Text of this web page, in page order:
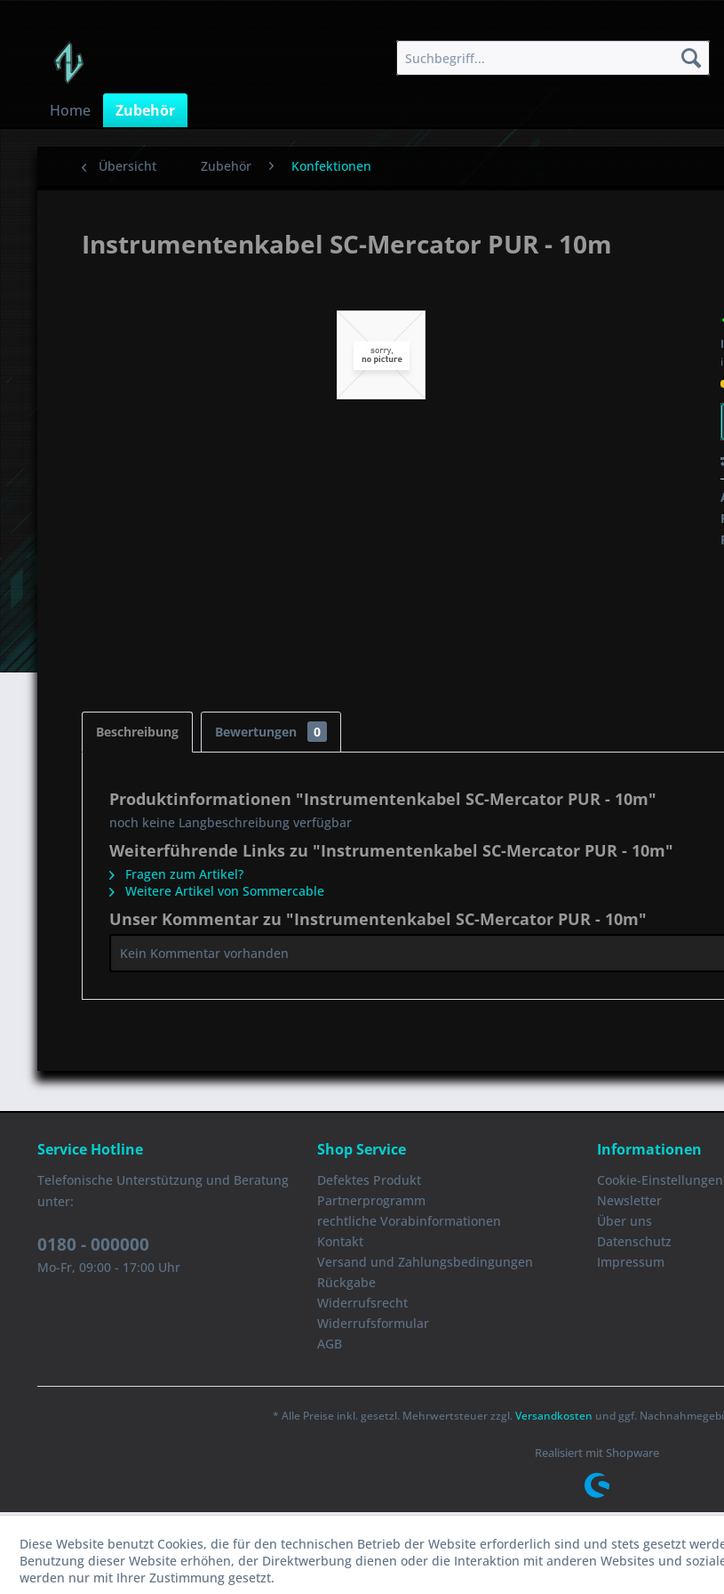
Home Zubehör
Übersicht Zubehör Konfektionen
Instrumentenkabel SC-Mercator PUR - 10m
Beschreibung Bewertungen 0
Produktinformationen "Instrumentenkabel SC-Mercator PUR - 10m"
noch keine Langbeschreibung verfügbar
Weiterführende Links zu "Instrumentenkabel SC-Mercator PUR - 10m"
Fragen zum Artikel?
Weitere Artikel von Sommercable
Unser Kommentar zu "Instrumentenkabel SC-Mercator PUR - 10m"
Kein Kommentar vorhanden
Service Hotline
Telefonische Unterstützung und Beratung
unter:
0180 - 000000
Mo-Fr, 09:00 - 17:00 Uhr
Shop Service
Defektes Produkt
Partnerprogramm
rechtliche Vorabinformationen
Kontakt
Versand und Zahlungsbedingungen
Rückgabe
Widerrufsrecht
Widerrufsformular
AGB
Informationen
Cookie-Einstellungen
Newsletter
Über uns
Datenschutz
Impressum
* Alle Preise inkl. gesetzl. Mehrwertsteuer zzgl. Versandkosten und ggf.
Realisiert mit Shopware
Diese Website benutzt Cookies, die für den technischen Betrieb der Website erforderlich sind und stets gesetzt
Benutzung dieser Website erhöhen, der Direktwerbung dienen oder die Interaktion mit anderen Websites und
werden nur mit Ihrer Zustimmung gesetzt.